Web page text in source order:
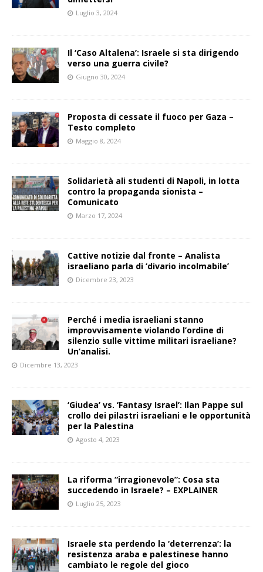
Luglio 3, 2024
Il ‘Caso Altalena’: Israele si sta dirigendo
verso una guerra civile?
Giugno 30, 2024
Proposta di cessate il fuoco per Gaza –
Testo completo
Maggio 8, 2024
Solidarietà ali studenti di Napoli, in lotta
contro la propaganda sionista –
Comunicato
Marzo 17, 2024
Cattive notizie dal fronte – Analista
israeliano parla di ‘divario incolmabile’
Dicembre 23, 2023
Perché i media israeliani stanno
improvvisamente violando l’ordine di
silenzio sulle vittime militari israeliane?
Un’analisi.
Dicembre 13, 2023
‘Giudea’ vs. ‘Fantasy Israel’: Ilan Pappe sul
crollo dei pilastri israeliani e le opportunità
per la Palestina
Agosto 4, 2023
La riforma “irragionevole”: Cosa sta
succedendo in Israele? – EXPLAINER
Luglio 25, 2023
Israele sta perdendo la ‘deterrenza’: la
resistenza araba e palestinese hanno
cambiato le regole del gioco